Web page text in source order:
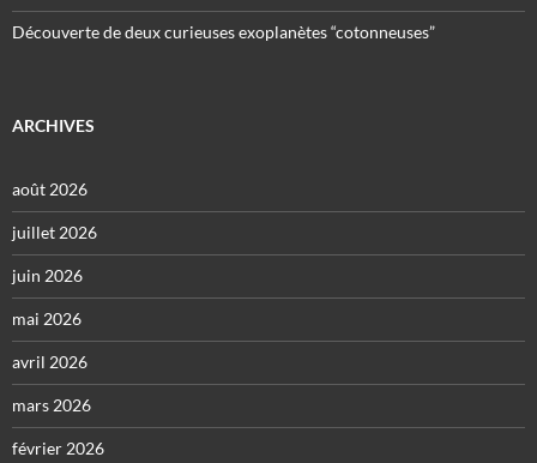
Découverte de deux curieuses exoplanètes “cotonneuses”
ARCHIVES
août 2026
juillet 2026
juin 2026
mai 2026
avril 2026
mars 2026
février 2026